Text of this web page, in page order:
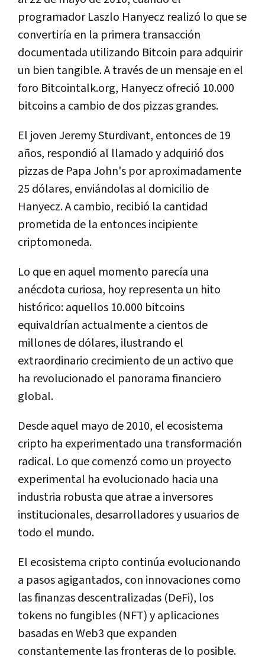
programador Laszlo Hanyecz realizó lo que se
convertiría en la primera transacción
documentada utilizando Bitcoin para adquirir
un bien tangible. A través de un mensaje en el
foro Bitcointalk.org, Hanyecz ofreció 10.000
bitcoins a cambio de dos pizzas grandes.
El joven Jeremy Sturdivant, entonces de 19
años, respondió al llamado y adquirió dos
pizzas de Papa John's por aproximadamente
25 dólares, enviándolas al domicilio de
Hanyecz. A cambio, recibió la cantidad
prometida de la entonces incipiente
criptomoneda.
Lo que en aquel momento parecía una
anécdota curiosa, hoy representa un hito
histórico: aquellos 10.000 bitcoins
equivaldrían actualmente a cientos de
millones de dólares, ilustrando el
extraordinario crecimiento de un activo que
ha revolucionado el panorama financiero
global.
Desde aquel mayo de 2010, el ecosistema
cripto ha experimentado una transformación
radical. Lo que comenzó como un proyecto
experimental ha evolucionado hacia una
industria robusta que atrae a inversores
institucionales, desarrolladores y usuarios de
todo el mundo.
El ecosistema cripto continúa evolucionando
a pasos agigantados, con innovaciones como
las finanzas descentralizadas (DeFi), los
tokens no fungibles (NFT) y aplicaciones
basadas en Web3 que expanden
constantemente las fronteras de lo posible.